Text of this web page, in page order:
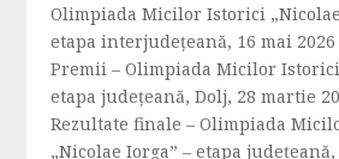
Olimpiada Micilor Istorici
etapa interjudețeană, 16 mai 2026
Premii – Olimpiada Micilor Istorici
etapa județeană, Dolj, 28 martie
Rezultate finale – Olimpiada
„Nicolae Iorga” – etapa